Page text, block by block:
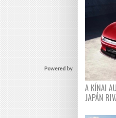
Powered by
A KÍNAI
JAPÁN